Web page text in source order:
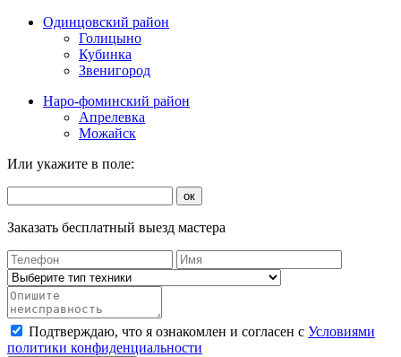
Одинцовский район
Голицыно
Кубинка
Звенигород
Наро-фоминский район
Апрелевка
Можайск
Или укажите в поле:
ок
Заказать бесплатный выезд мастера
Подтверждаю, что я ознакомлен и согласен с Условиями
политики конфиденциальности